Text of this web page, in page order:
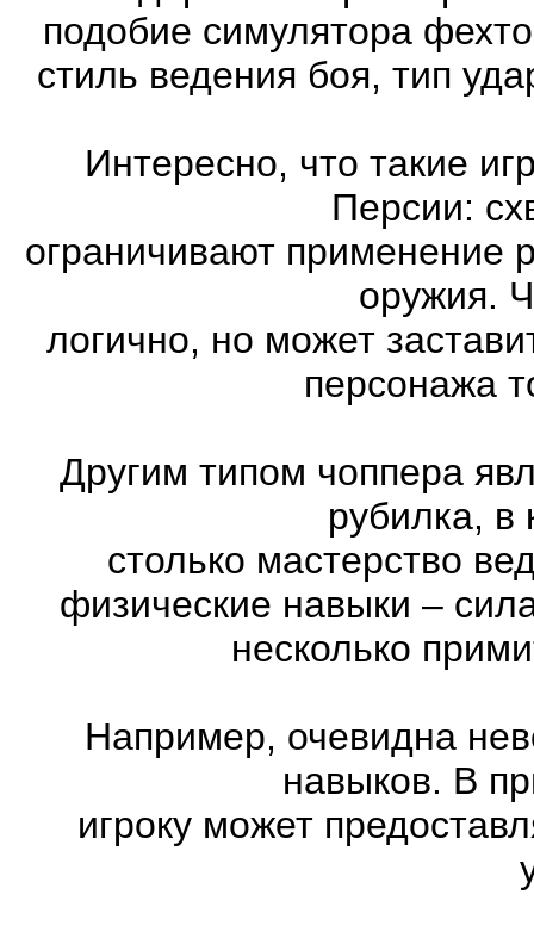
подобие симулятора
стиль ведения боя, тип
Интересно, что такие
Персии:
ограничивают
оружия.
логично, но может
персонажа
Другим типом чоппера
рубилка, в
столько мастерство
физические навыки –
несколько
Например, очевидна
навыков. В
игроку может